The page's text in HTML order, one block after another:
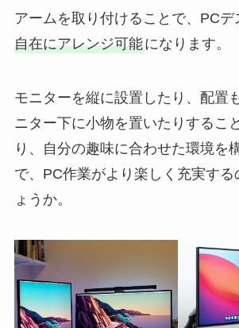
アームを取り付けることで、PCデ
自在にアレンジ可能になります。
モニターを縦に設置したり、配置
ニター下に小物を置いたりするこ
り、自分の趣味に合わせた環境を
で、PC作業がより楽しく充実する
ょうか。